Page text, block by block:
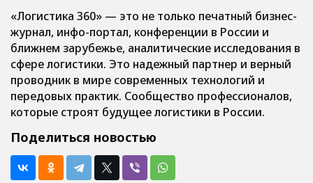
«Логистика 360» — это не только печатный бизнес-
журнал, инфо-портал, конференции в России и
ближнем зарубежье, аналитические исследования в
сфере логистики. Это надежный партнер и верный
проводник в мире современных технологий и
передовых практик. Сообщество профессионалов,
которые строят будущее логистики в России.
Поделиться новостью